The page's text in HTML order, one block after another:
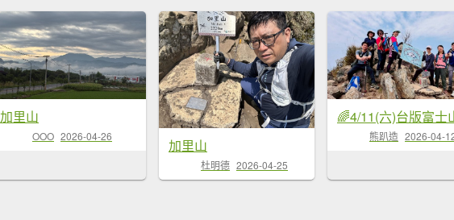
加里山
OOO 2026-04-26
加里山
杜明德 2026-04-25
熊趴造 2026-04-